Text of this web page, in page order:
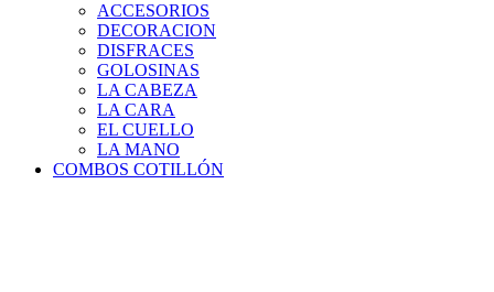
ACCESORIOS
DECORACION
DISFRACES
GOLOSINAS
LA CABEZA
LA CARA
EL CUELLO
LA MANO
COMBOS COTILLÓN